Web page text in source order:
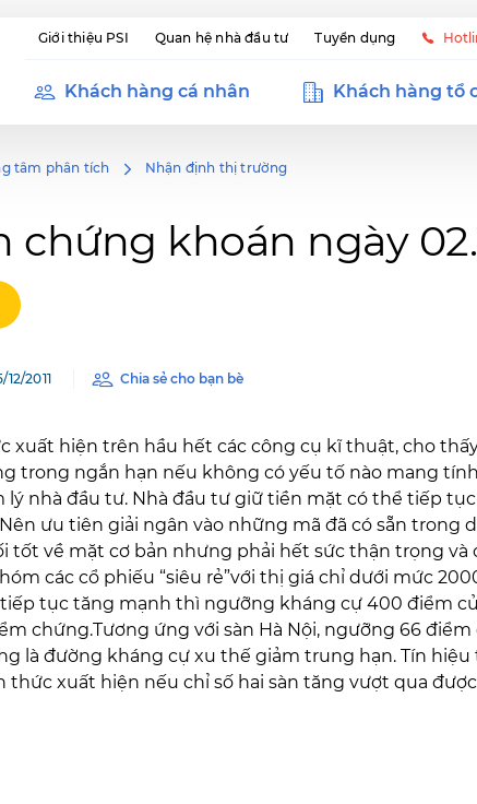
Giới thiệu PSI Quan hệ nhà đầu tư Tuyển dụng
Khách hàng cá nhân Khách hàng tổ
tâm phân tích Nhận định thị trường
chứng khoán ngày
2011 Chia sẻ cho bạn bè
xuất hiện trên hầu hết các công cụ kĩ thuật, cho
trong ngắn hạn nếu không có yếu tố nào mang
lý nhà đầu tư. Nhà đầu tư giữ tiền mặt có thể tiếp
ưu tiên giải ngân vào những mã đã có sẵn trong
tốt về mặt cơ bản nhưng phải hết sức thận trọng và
các cổ phiếu “siêu rẻ”với thị giá chỉ dưới mức
tục tăng mạnh thì ngưỡng kháng cự 400 điểm
chứng.Tương ứng với sàn Hà Nội, ngưỡng 66
là đường kháng cự xu thế giảm trung hạn. Tín
thức xuất hiện nếu chỉ số hai sàn tăng vượt qua